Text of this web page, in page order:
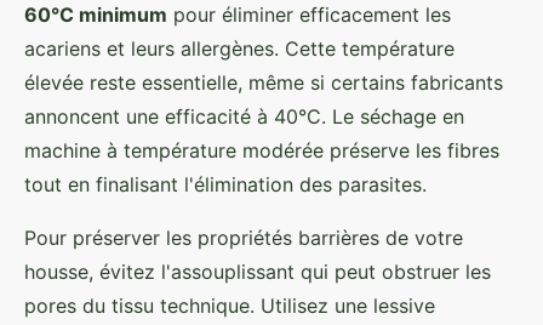
60°C minimum pour éliminer efficacement les
acariens et leurs allergènes. Cette température
élevée reste essentielle, même si certains fabricants
annoncent une efficacité à 40°C. Le séchage en
machine à température modérée préserve les fibres
tout en finalisant l'élimination des parasites.
Pour préserver les propriétés barrières de votre
housse, évitez l'assouplissant qui peut obstruer les
pores du tissu technique. Utilisez une lessive